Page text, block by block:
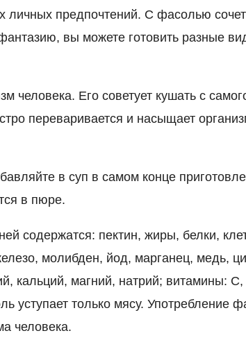
личных предпочтений. С фасолью
вы можете готовить разные
человека. Его советует кушать с
переваривается и насыщает
в суп в самом конце
в пюре.
содержатся: пектин, жиры, белки,
молибден, йод, марганец, медь,
кальций, магний, натрий; витамины:
уступает только мясу. Употребление
человека.